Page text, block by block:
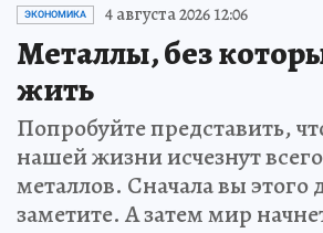
ЭКОНОМИКА 4 августа 2026 12:06
Металлы, без
жить
Попробуйте представить,
нашей жизни исчезнут
металлов. Сначала вы этого
заметите. А затем мир